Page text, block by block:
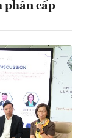
phân cấp